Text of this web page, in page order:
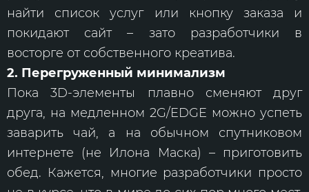
найти список услуг или кнопку заказа и
покидают сайт – зато разработчики в
восторге от собственного креатива.
2. Перегруженный минимализм
Пока 3D-элементы плавно сменяют друг
друга, на медленном 2G/EDGE можно успеть
заварить чай, а на обычном спутниковом
интернете (не Илона Маска) – приготовить
обед. Кажется, многие разработчики просто